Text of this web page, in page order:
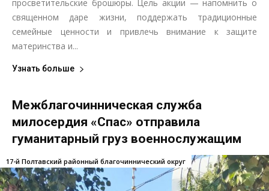
просветительские брошюры. Цель акции — напомнить о
священном даре жизни, поддержать традиционные
семейные ценности и привлечь внимание к защите
материнства и...
Узнать больше
Межблагочинническая служба
милосердия «Спас» отправила
гуманитарный груз военнослужащим
17-й Полтавский районный благочиннический округ